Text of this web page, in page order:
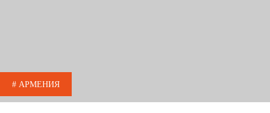
# АРМЕНИЯ